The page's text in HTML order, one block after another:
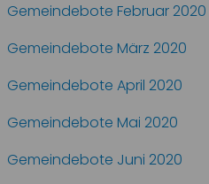
Gemeindebote Februar 2020
Gemeindebote März 2020
Gemeindebote April 2020
Gemeindebote Mai 2020
Gemeindebote Juni 2020